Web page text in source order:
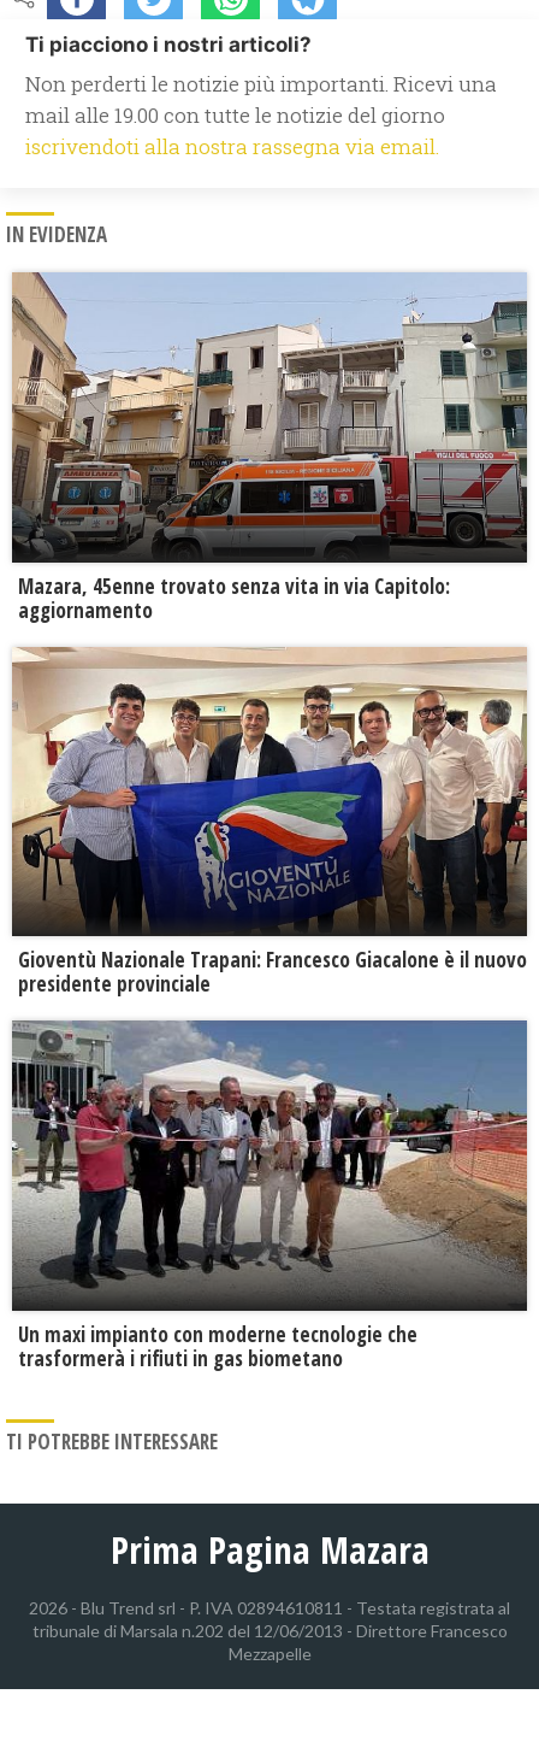
Ti piacciono i nostri articoli?
Non perderti le notizie più importanti. Ricevi una
mail alle 19.00 con tutte le notizie del giorno
iscrivendoti alla nostra rassegna via email.
IN EVIDENZA
Mazara, 45enne trovato senza vita in via Capitolo:
aggiornamento
Gioventù Nazionale Trapani: Francesco Giacalone è il nuovo
presidente provinciale
Un maxi impianto con moderne tecnologie che
trasformerà i rifiuti in gas biometano
TI POTREBBE INTERESSARE
Prima Pagina Mazara
2026 - Blu Trend srl - P. IVA 02894610811 - Testata registrata al
tribunale di Marsala n.202 del 12/06/2013 - Direttore Francesco
Mezzapelle